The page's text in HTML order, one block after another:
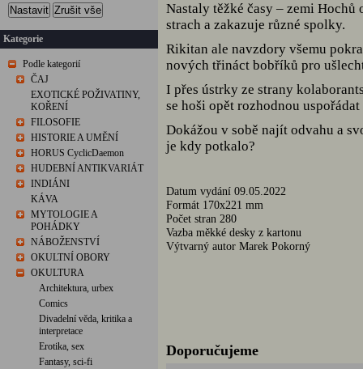
Nastavit Zrušit vše
Kategorie
Podle kategorií
ČAJ
EXOTICKÉ POŽIVATINY,
KOŘENÍ
FILOSOFIE
HISTORIE A UMĚNÍ
HORUS CyclicDaemon
HUDEBNÍ ANTIKVARIÁT
INDIÁNI
KÁVA
MYTOLOGIE A
POHÁDKY
NÁBOŽENSTVÍ
OKULTNÍ OBORY
OKULTURA
Architektura, urbex
Comics
Divadelní věda, kritika a
interpretace
Erotika, sex
Fantasy, sci-fi
Nastaly těžké časy – zemi
strach a zakazuje různé spolky.
Rikitan ale navzdory všemu
nových třináct bobříků pro
I přes ústrky ze strany
se hoši opět rozhodnou
Dokážou v sobě najít odvahu a
je kdy potkalo?
Datum vydání 09.05.2022
Formát 170x221 mm
Počet stran 280
Vazba měkké desky z kartonu
Výtvarný autor Marek Pokorný
Doporučujeme